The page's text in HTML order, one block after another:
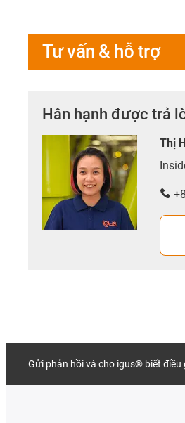
Tư vấn & hỗ trợ
Hân hạnh được trả
Thị
Gửi phản hồi và cho igus® biết